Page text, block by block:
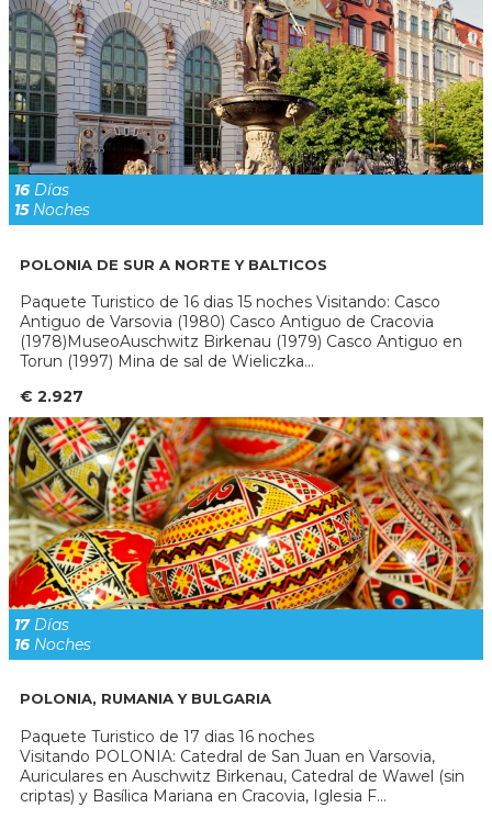
16 Días
15Noches
POLONIA DE SUR A NORTE Y BALTICOS
Paquete Turistico de 16 dias 15 noches Visitando: Casco
Antiguo de Varsovia (1980) Casco Antiguo de Cracovia
(1978)MuseoAuschwitz Birkenau (1979) Casco Antiguo en
Torun (1997) Mina de sal de Wieliczka...
€ 2.927
17Días
16 Noches
POLONIA, RUMANIA Y BULGARIA
Paquete Turistico de 17 dias 16 noches
Visitando POLONIA: Catedral de San Juan en Varsovia,
Auriculares en Auschwitz Birkenau, Catedral de Wawel (sin
criptas) y Basílica Mariana en Cracovia, Iglesia F...